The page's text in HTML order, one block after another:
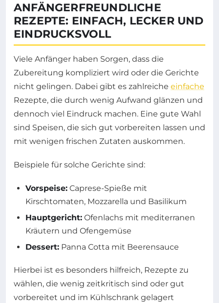
ANFÄNGERFREUNDLICHE
REZEPTE: EINFACH, LECKER UND
EINDRUCKSVOLL
Viele Anfänger haben Sorgen, dass die
Zubereitung kompliziert wird oder die Gerichte
nicht gelingen. Dabei gibt es zahlreiche einfache
Rezepte, die durch wenig Aufwand glänzen und
dennoch viel Eindruck machen. Eine gute Wahl
sind Speisen, die sich gut vorbereiten lassen und
mit wenigen frischen Zutaten auskommen.
Beispiele für solche Gerichte sind:
Vorspeise: Caprese-Spieße mit
Kirschtomaten, Mozzarella und Basilikum
Hauptgericht: Ofenlachs mit mediterranen
Kräutern und Ofengemüse
Dessert: Panna Cotta mit Beerensauce
Hierbei ist es besonders hilfreich, Rezepte zu
wählen, die wenig zeitkritisch sind oder gut
vorbereitet und im Kühlschrank gelagert